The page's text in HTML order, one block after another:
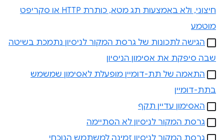
חיצוני, ולא באמצעות תג מטא, כותרת HTTP או סקריפט
מוטמע
הגישה לתכונות של גרסת המקור לניסיון נתמכת בשיטה
שבה סיפקת את אסימון הניסיון
התאמה של תת-דומיין מופעלת לאסימון שמשמש
בתת-דומיין
האסימון עדיין תקף
גרסת המקור לניסיון לא הסתיימה
גרסת המקור לניסיון זמינה למשתמש הנוכחי